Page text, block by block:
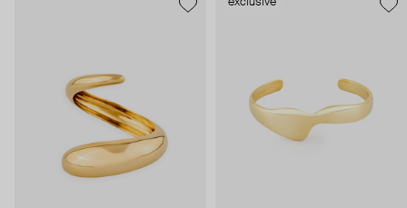
exclusive